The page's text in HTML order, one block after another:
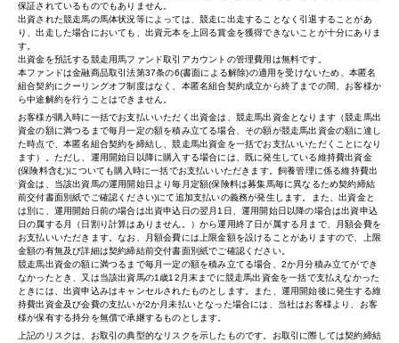
保証されているものでもありません。
出資された競走馬の馬体状況等によっては、競走に出走することなく引退することがあ
り、出走した場合においても、出資元本を上回る賞金を獲得できないことが十分にありま
す。
出資金を預託する競走用馬ファンド取引アカウントの管理費用は無料です。
本ファンドは金融商品取引法第37条の6(書面による解除)の適用を受けないため、本匿名
組合契約にクーリングオフ制度はなく、本匿名組合契約成立から終了までの間、お客様か
ら中途解約を行うことはできません。
お客様が購入時に一括でお支払いいただく出資金は、競走馬出資金となります（競走馬出
資金の額に満つるまで毎月一定の額を積み立てる場合、その額が競走馬出資金の額に達し
た時点で、本匿名組合契約を締結し、競走馬出資金を一括でお支払いいただくことになり
ます）。ただし、運用開始日以降に購入する場合には、既に発生している維持費出資金
(保険料含む)についても購入時に一括でお支払いいただきます。飼養管理に係る維持費出
資金は、当該出資馬の運用開始日より毎月定額(保険料は募集馬毎に異なるため契約締結
前交付書面別紙でご確認ください)にて追加支払いの義務が発生します。また、出資金と
は別に、運用開始日前の場合は出資申込日の翌月1日、運用開始日以降の場合は出資申込
日の属する月（日割り計算はありません。）から運用終了日が属する月まで、月額会費を
お支払いいただきます。なお、月額会費には上限金額を設けることがありますので、上限
金額の有無及び詳細は契約締結前交付書面別紙でご確認ください。
競走馬出資金の額に満つるまで毎月一定の額を積み立てる場合、2か月分積み立てができ
なかったとき、又は当該出資馬の1歳12月末までに競走馬出資金を一括で支払えなかった
ときには、出資申込みはキャンセルされたものとします。また、運用開始後に発生する維
持費出資金及び会費の支払いが2か月未払いとなった場合には、当社はお客様より、お客
様が保有する持分を無償で承継するものとします。
上記のリスクは、お取引の典型的なリスクを示したものです。お取引に際しては契約締結